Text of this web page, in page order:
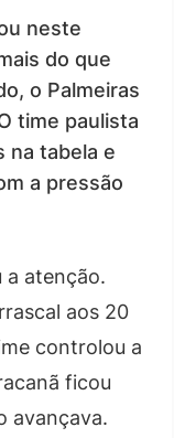
neste
do que
o Palmeiras
time paulista
na tabela e
a pressão
a atenção.
aos 20
controlou a
ficou
avançava.